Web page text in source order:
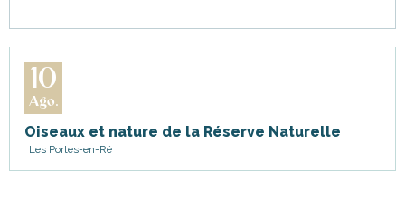
10
Ago.
Oiseaux et nature de la Réserve Naturelle
Les Portes-en-Ré